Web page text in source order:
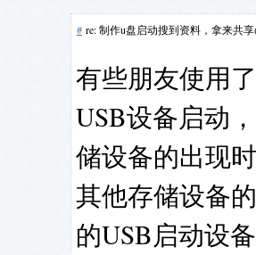
# re: 制作u盘启动搜到资料，拿来共
有些朋友使用
USB设备启动
储设备的出现
其他存储设备
的USB启动设